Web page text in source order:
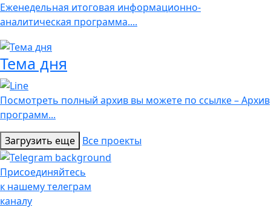
Еженедельная итоговая информационно-
аналитическая программа....
Тема дня
Посмотреть полный архив вы можете по ссылке – Архив
программ...
Загрузить еще Все проекты
Присоединяйтесь
к нашему телеграм
каналу